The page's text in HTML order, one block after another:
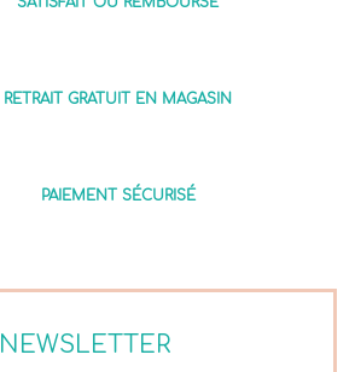
NEWSLETTER
RETRAIT GRATUIT EN MAGASIN
PAIEMENT SÉCURISÉ